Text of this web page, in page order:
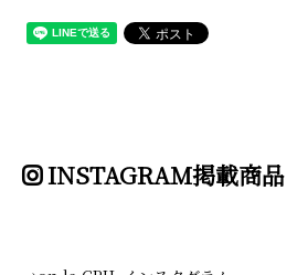
INSTAGRAM掲載商品